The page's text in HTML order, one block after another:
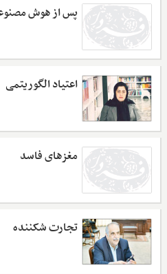
پس از هوش
اعتیاد الگوریتمی
مغزهای فاسد
تجارت شکننده